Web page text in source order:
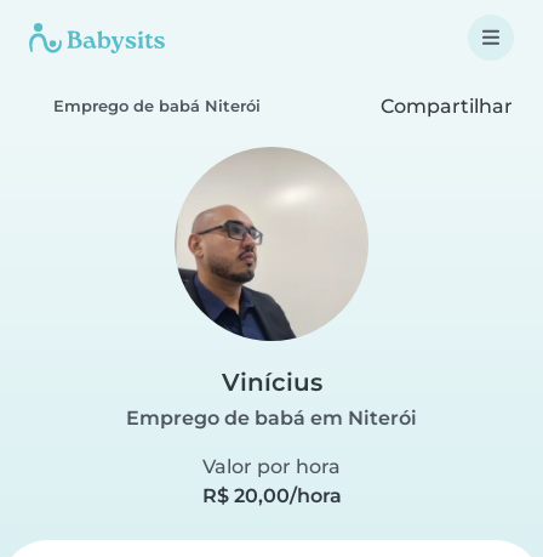
Emprego de babá Niterói Compartilhar
Vinícius
Emprego de babá em Niterói
Valor por hora
R$ 20,00/hora